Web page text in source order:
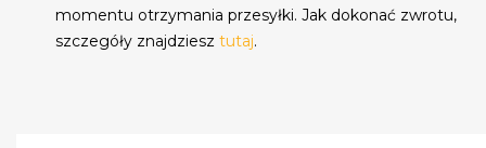
momentu otrzymania przesyłki. Jak dokonać zwrotu,
szczegóły znajdziesztutaj.